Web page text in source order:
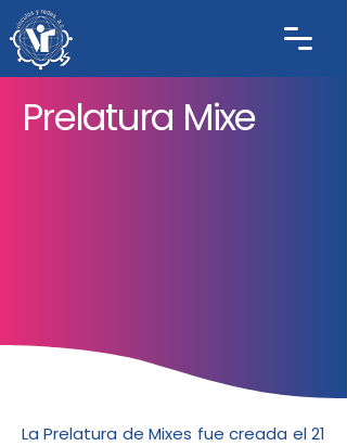
Prelatura Mixe
La Prelatura de Mixes fue creada el 21